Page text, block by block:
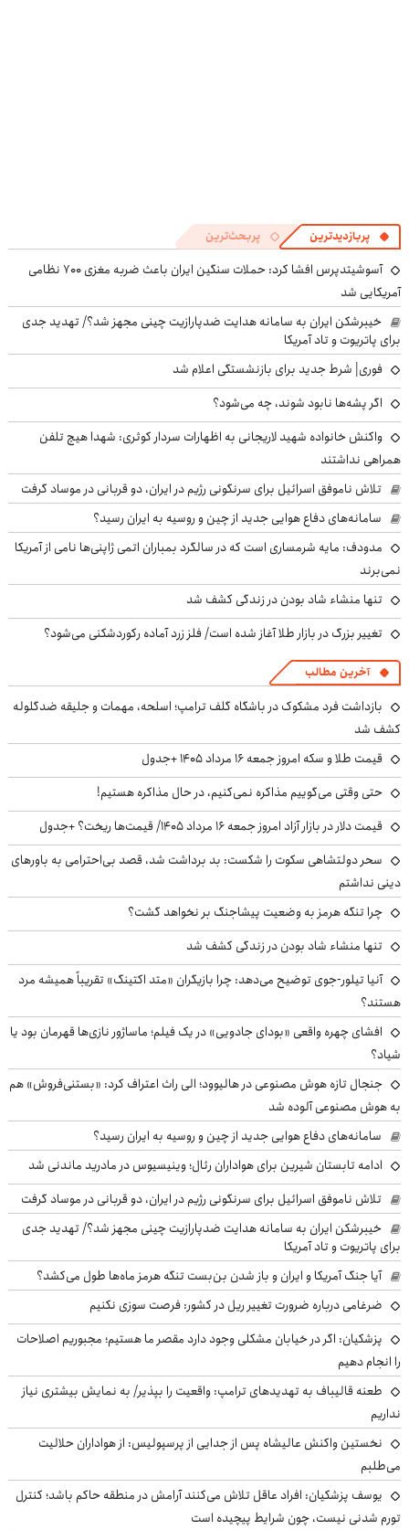
پربازدیدترین پربحث‌ترین
آسوشیتدپرس افشا کرد: حملات سنگین ایران باعث ضربه مغزی ۷۰۰ نظامی
آمریکایی شد
خیبرشکن ایران به سامانه هدایت ضدپارازیت چینی مجهز شد؟/ تهدید جدی
برای پاتریوت و تاد آمریکا
فوری| شرط جدید برای بازنشستگی اعلام شد
اگر پشه‌ها نابود شوند، چه می‌شود؟
واکنش خانواده شهید لاریجانی به اظهارات سردار کوثری: شهدا هیچ تلفن
همراهی نداشتند
تلاش ناموفق اسرائیل برای سرنگونی رژیم در ایران، دو قربانی در موساد گرفت
سامانه‌های دفاع هوایی جدید از چین و روسیه به ایران رسید؟
مدودف: مایه شرمساری است که در سالگرد بمباران اتمی ژاپنی‌ها نامی از آمریکا
نمی‌برند
تنها منشاء شاد بودن در زندگی کشف شد
تغییر بزرگ در بازار طلا آغاز شده است/ فلز زرد آماده رکوردشکنی می‌شود؟
آخرین مطالب
بازداشت فرد مشکوک در باشگاه گلف ترامپ؛ اسلحه، مهمات و جلیقه ضدگلوله
کشف شد
قیمت طلا و سکه امروز جمعه ۱۶ مرداد ۱۴۰۵ +جدول
حتی وقتی می‌گوییم مذاکره نمی‌کنیم، در حال مذاکره هستیم!
قیمت دلار در بازار آزاد امروز جمعه ۱۶ مرداد ۱۴۰۵/ قیمت‌ها ریخت؟ +جدول
سحر دولتشاهی سکوت را شکست: بد برداشت شد، قصد بی‌احترامی به باورهای
دینی نداشتم
چرا تنگه هرمز به وضعیت پیشاجنگ بر نخواهد گشت؟
تنها منشاء شاد بودن در زندگی کشف شد
آنیا تیلور-جوی توضیح می‌دهد: چرا بازیگران «متد اکتینگ» تقریباً همیشه مرد
هستند؟
افشای چهره واقعی «بودای جادویی» در یک فیلم؛ ماساژور نازی‌ها قهرمان بود یا
شیاد؟
جنجال تازه هوش مصنوعی در هالیوود؛ الی راث اعتراف کرد: «بستنی‌فروش» هم
به هوش مصنوعی آلوده شد
سامانه‌های دفاع هوایی جدید از چین و روسیه به ایران رسید؟
ادامه تابستان شیرین برای هواداران رئال؛ وینیسیوس در مادرید ماندنی شد
تلاش ناموفق اسرائیل برای سرنگونی رژیم در ایران، دو قربانی در موساد گرفت
خیبرشکن ایران به سامانه هدایت ضدپارازیت چینی مجهز شد؟/ تهدید جدی
برای پاتریوت و تاد آمریکا
آیا جنگ آمریکا و ایران و باز شدن بن‌بست تنگه هرمز ماه‌ها طول می‌کشد؟
ضرغامی درباره ضرورت تغییر ریل در کشور: فرصت سوزی نکنیم
پزشکیان: اگر در خیابان مشکلی وجود دارد مقصر ما هستیم؛ مجبوریم اصلاحات
را انجام دهیم
طعنه قالیباف به تهدیدهای ترامپ: واقعیت را بپذیر/ به نمایش بیشتری نیاز
نداریم
نخستین واکنش عالیشاه پس از جدایی از پرسپولیس: از هواداران حلالیت
می‌طلبم
یوسف پزشکیان: افراد عاقل تلاش می‌کنند آرامش در منطقه حاکم باشد؛ کنترل
تورم شدنی نیست، چون شرایط پیچیده است